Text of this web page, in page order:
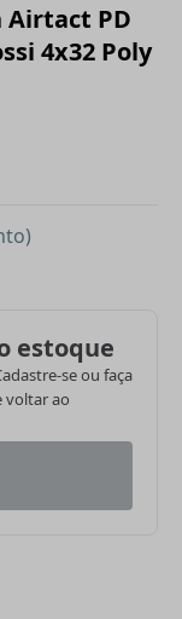
Airtact PD
4x32 Poly
estoque
se ou faça
voltar ao